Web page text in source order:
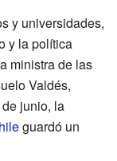
y universidades,
y la política
ministra de las
Valdés,
junio, la
guardó un